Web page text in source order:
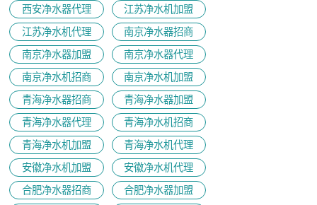
西安净水器代理
江苏净水机加盟
江苏净水机代理
南京净水器招商
南京净水器加盟
南京净水器代理
​南京净水机招商
南京净水机加盟
青海净水器招商
青海净水器加盟
青海净水器代理
青海净水机招商
青海净水机加盟
青海净水机代理
安徽净水机加盟
安徽净水机代理
合肥净水器招商
合肥净水器加盟